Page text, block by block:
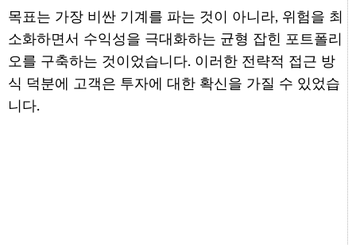
목표는 가장 비싼 기계를 파는 것이 아니라, 위험을 최
소화하면서 수익성을 극대화하는 균형 잡힌 포트폴리
오를 구축하는 것이었습니다. 이러한 전략적 접근 방
식 덕분에 고객은 투자에 대한 확신을 가질 수 있었습
니다.